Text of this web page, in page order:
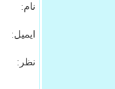
نام:
ایمیل:
نظر: